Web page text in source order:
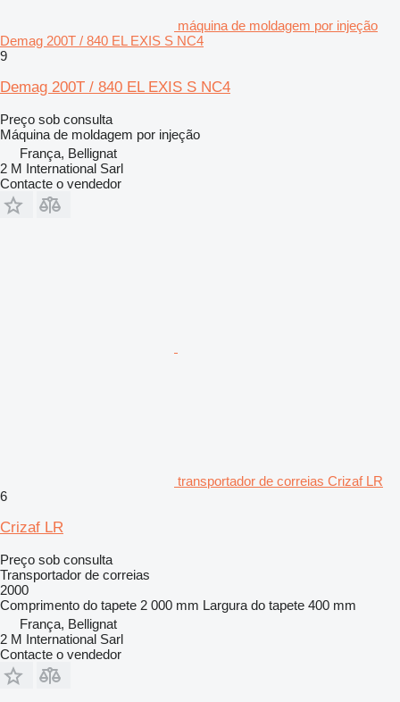
máquina de moldagem por injeção
Demag 200T / 840 EL EXIS S NC4
9
Demag 200T / 840 EL EXIS S NC4
Preço sob consulta
Máquina de moldagem por injeção
França, Bellignat
2 M International Sarl
Contacte o vendedor
transportador de correias Crizaf LR
6
Crizaf LR
Preço sob consulta
Transportador de correias
2000
Comprimento do tapete 2 000 mm Largura do tapete 400 mm
França, Bellignat
2 M International Sarl
Contacte o vendedor